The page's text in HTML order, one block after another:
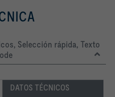
Selección rápida, Texto
DATOS TÉCNICOS